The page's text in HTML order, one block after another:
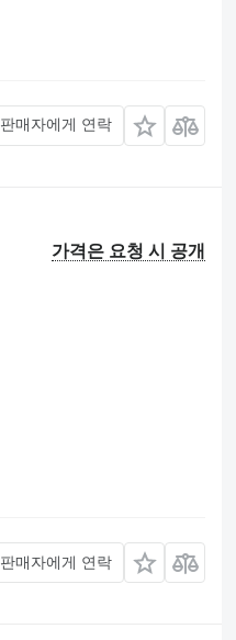
판매자에게 연락
가격은 요청 시 공개
판매자에게 연락